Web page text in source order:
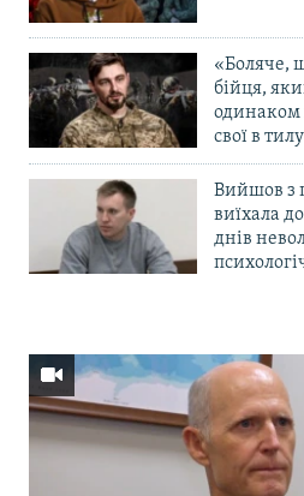
«Боляче,
бійця,
одинаком
свої в
Вийшов з
виїхала
днів